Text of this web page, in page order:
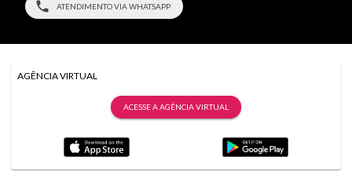
ATENDIMENTO VIA WHATSAPP
AGÊNCIA VIRTUAL
ACESSE A AGÊNCIA VIRTUAL